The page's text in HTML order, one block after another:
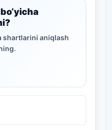
shartlarini aniqlash